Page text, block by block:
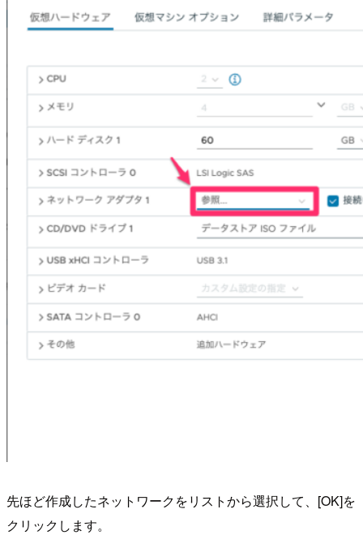
先ほど作成したネットワークをリストから選択して、[OK]を
クリックします。